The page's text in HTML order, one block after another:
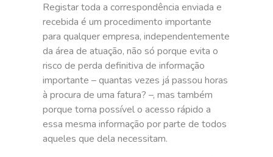
Registar toda a correspondência enviada e
recebida é um procedimento importante
para qualquer empresa, independentemente
da área de atuação, não só porque evita o
risco de perda definitiva de informação
importante – quantas vezes já passou horas
à procura de uma fatura? –, mas também
porque torna possível o acesso rápido a
essa mesma informação por parte de todos
aqueles que dela necessitam.